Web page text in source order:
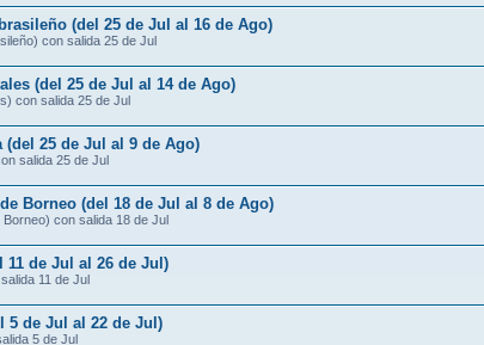
(del 25 de Jul al 16 de Ago)
con salida 25 de Jul
(del 25 de Jul al 14 de Ago)
con salida 25 de Jul
25 de Jul al 9 de Ago)
salida 25 de Jul
Borneo (del 18 de Jul al 8 de Ago)
con salida 18 de Jul
11 de Jul al 26 de Jul)
11 de Jul
5 de Jul al 22 de Jul)
5 de Jul